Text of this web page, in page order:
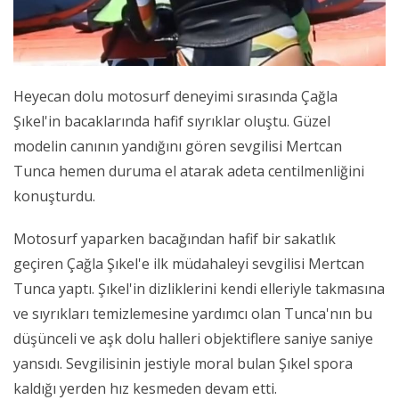
Heyecan dolu motosurf deneyimi sırasında Çağla
Şıkel'in bacaklarında hafif sıyrıklar oluştu. Güzel
modelin canının yandığını gören sevgilisi Mertcan
Tunca hemen duruma el atarak adeta centilmenliğini
konuşturdu.
Motosurf yaparken bacağından hafif bir sakatlık
geçiren Çağla Şıkel'e ilk müdahaleyi sevgilisi Mertcan
Tunca yaptı. Şıkel'in dizliklerini kendi elleriyle takmasına
ve sıyrıkları temizlemesine yardımcı olan Tunca'nın bu
düşünceli ve aşk dolu halleri objektiflere saniye saniye
yansıdı. Sevgilisinin jestiyle moral bulan Şıkel spora
kaldığı yerden hız kesmeden devam etti.